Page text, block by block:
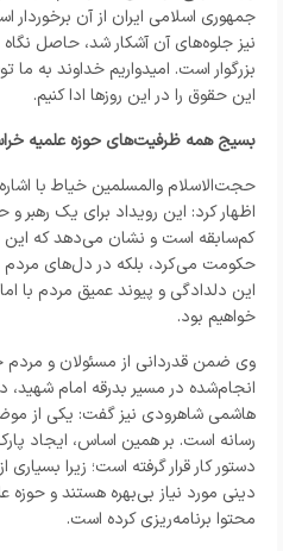
جمهوری اسلامی ایران از آن
نیز جلوه‌های آن آشکار شد، حاصل نگاه
بزرگوار است. امیدواریم خداوند به
این حقوق را در این روزها ادا کنیم.
بسیج همه ظرفیت‌های حوزه علمیه
حجت‌الاسلام‌ والمسلمین خیاط با
اظهار کرد: این رویداد برای یک رهبر
کم‌سابقه است و نشان می‌دهد که این
حکومت می‌کرد، بلکه در دل‌های مردم
این دلدادگی و پیوند عمیق مردم با
خواهیم بود.
وی ضمن قدردانی از مسئولان و مردم
انجام‌شده در مسیر بدرقه امام شهید،
هاشمی شاهرودی نیز گفت: یکی از
رسانه است. بر همین اساس، ایجاد
دستور کار قرار گرفته است؛ زیرا
دینی مورد نیاز بی‌بهره هستند و حوزه
محتوا برنامه‌ریزی کرده است.